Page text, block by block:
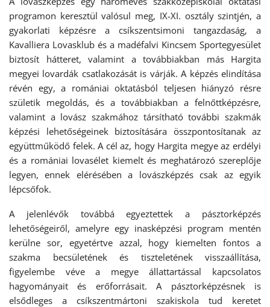
programon keresztül valósul meg, IX-XI. osztály szintjén, a
gyakorlati képzésre a csíkszentsimoni tangazdaság, a
Kavalliera Lovasklub és a madéfalvi Kincsem Sportegyesület
biztosít hátteret, valamint a továbbiakban más Hargita
megyei lovardák csatlakozását is várják. A képzés elindítása
révén egy, a romániai oktatásból teljesen hiányzó résre
születik megoldás, és a továbbiakban a felnőttképzésre,
valamint a lovász szakmához társítható további szakmák
képzési lehetőségeinek biztosítására összpontosítanak az
együttműködő felek. A cél az, hogy Hargita megye az erdélyi
és a romániai lovasélet kiemelt és meghatározó szereplője
legyen, ennek elérésében a lovászképzés csak az egyik
lépcsőfok.
A jelenlévők továbbá egyeztettek a pásztorképzés
lehetőségeiről, amelyre egy inasképzési program mentén
kerülne sor, egyetértve azzal, hogy kiemelten fontos a
szakma becsületének és tiszteletének visszaállítása,
figyelembe véve a megye állattartással kapcsolatos
hagyományait és erőforrásait. A pásztorképzésnek is
elsődleges a csíkszentmártoni szakiskola tud keretet